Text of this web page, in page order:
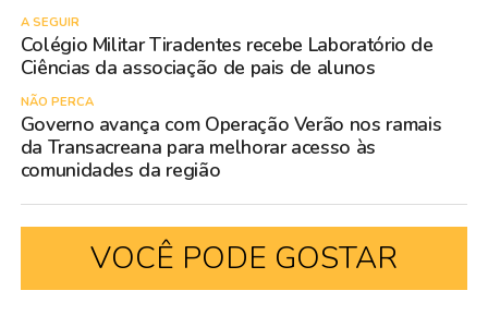
A SEGUIR
Colégio Militar Tiradentes recebe Laboratório de
Ciências da associação de pais de alunos
NÃO PERCA
Governo avança com Operação Verão nos ramais
da Transacreana para melhorar acesso às
comunidades da região
VOCÊ PODE GOSTAR